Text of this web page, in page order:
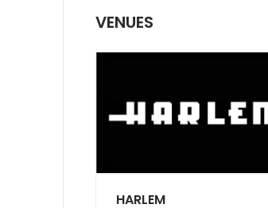
VENUES
HARLEM